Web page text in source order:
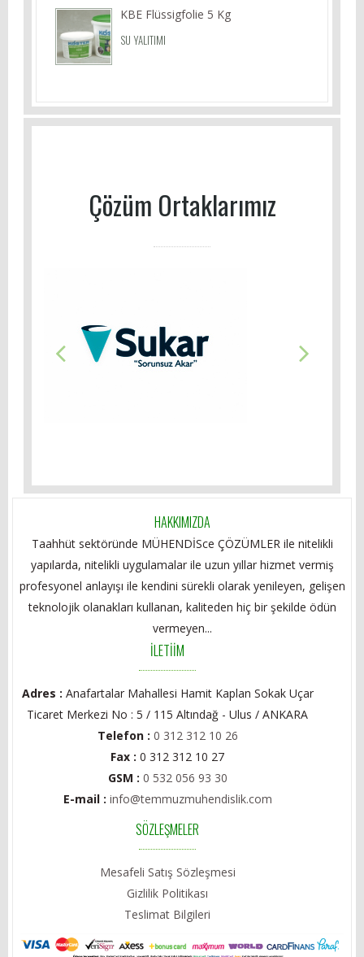
KBE Flüssigfolie 5 Kg
SU YALITIMI
Çözüm Ortaklarımız
HAKKIMIZDA
Taahhüt sektöründe MÜHENDİSce ÇÖZÜMLER ile nitelikli
yapılarda, nitelikli uygulamalar ile uzun yıllar hizmet vermiş
profesyonel anlayışı ile kendini sürekli olarak yenileyen, gelişen
teknolojik olanakları kullanan, kaliteden hiç bir şekilde ödün
vermeyen...
İLETİİM
Adres : Anafartalar Mahallesi Hamit Kaplan Sokak Uçar
Ticaret Merkezi No : 5 / 115 Altındağ - Ulus / ANKARA
Telefon : 0 312 312 10 26
Fax :0 312 312 10 27
GSM : 0 532 056 93 30
E-mail : info@temmuzmuhendislik.com
SÖZLEŞMELER
Mesafeli Satış Sözleşmesi
Gizlilik Politikası
Teslimat Bilgileri